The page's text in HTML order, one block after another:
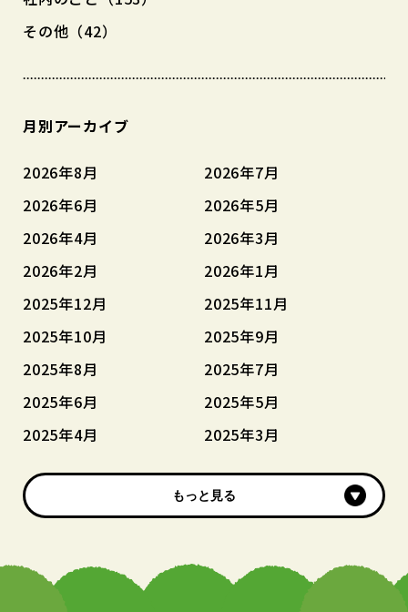
その他（42）
月別アーカイブ
2026年8月
2026年7月
2026年6月
2026年5月
2026年4月
2026年3月
2026年2月
2026年1月
2025年12月
2025年11月
2025年10月
2025年9月
2025年8月
2025年7月
2025年6月
2025年5月
2025年4月
2025年3月
もっと見る
もっと見る